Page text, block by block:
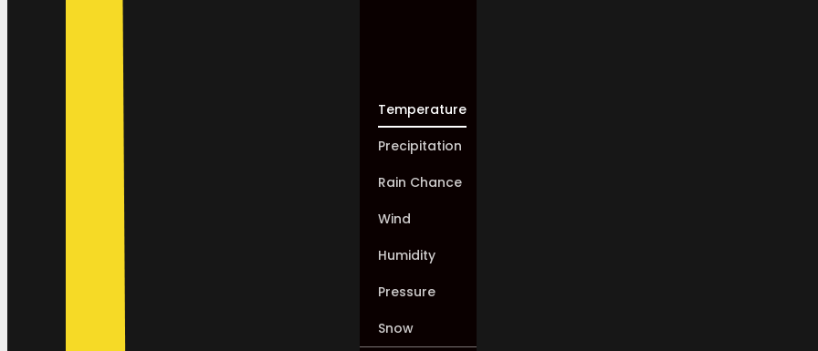
Temperature
Precipitation
Rain Chance
Wind
Humidity
Pressure
Snow